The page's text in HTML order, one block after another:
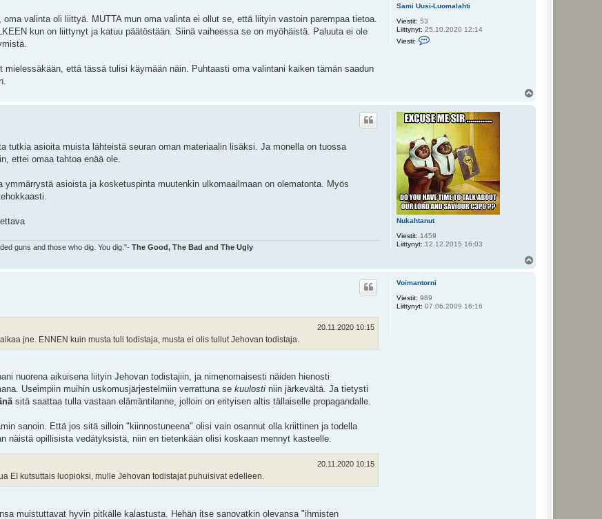
Sami Uusi-Luomalahti
Viestit: 53
Liittynyt: 25.10.2020 12:14
Viesti:
m
i
U
s
i
-
L
u
o
m
a
l
a
h
i
valinta oli liittyä. MUTTA mun oma valinta ei ollut se, että liityin vastoin parempaa tietoa.
kun on liittynyt ja katuu päätöstään. Siinä vaiheessa se on myöhäistä. Paluuta ei ole
että tässä tulisi käymään näin. Puhtaasti oma valintani kaiken tämän saadun
Nukahtanut
Viestit: 1459
Liittynyt: 12.12.2015 16:03
tutkia asioita muista lähteistä seuran oman materiaalin lisäksi. Ja monella on tuossa
ettei omaa tahtoa enää ole.
asioista ja kosketuspinta muutenkin ulkomaailmaan on olematonta. Myös
guns and those who dig. You dig."- The Good, The Bad and The Ugly
Voimantorni
Viestit: 989
Liittynyt: 07.06.2009 16:16
20.11.2020 10:15
jne. ENNEN kuin musta tuli todistaja, musta ei olis tullut Jehovan todistaja.
nuorena aikuisena liityin Jehovan todistajiin, ja nimenomaisesti näiden hienosti
Useimpiin muihin uskomusjärjestelmiin verrattuna se kuulosti niin järkevältä. Ja tietysti
sitä saattaa tulla vastaan elämäntilanne, jolloin on erityisen altis tällaiselle propagandalle.
sanoin. Että jos sitä silloin "kiinnostuneena" olisi vain osannut olla kriittinen ja todella
näistä opillisista vedätyksistä, niin en tietenkään olisi koskaan mennyt kasteelle.
20.11.2020 10:15
EI kutsuttais luopioksi, mulle Jehovan todistajat puhuisivat edelleen.
muistuttavat hyvin pitkälle kalastusta. Hehän itse sanovatkin olevansa "ihmisten